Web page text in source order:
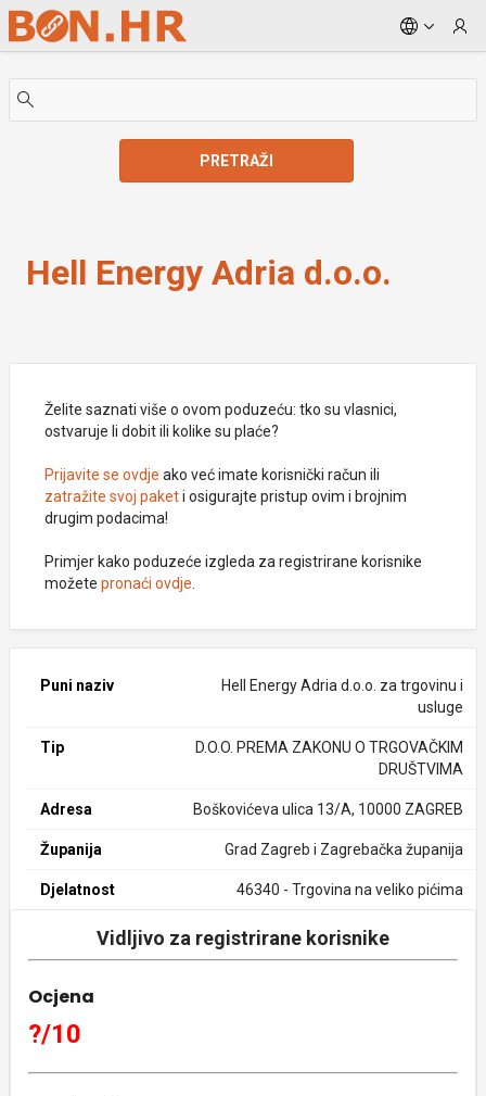
Skip to Main Content
PRETRAŽI
Hell Energy Adria d.o.o.
Želite saznati više o ovom poduzeću: tko su vlasnici,
ostvaruje li dobit ili kolike su plaće?
Prijavite se ovdje ako već imate korisnički račun ili
zatražite svoj paketi osigurajte pristup ovim i brojnim
drugim podacima!
Primjer kako poduzeće izgleda za registrirane korisnike
možete pronaći ovdje
Puni naziv
Hell Energy Adria d.o.o. za trgovinu i
usluge
Tip
D.O.O. PREMA ZAKONU O TRGOVAČKIM
DRUŠTVIMA
Adresa Boškovićeva ulica 13/A, 10000 ZAGREB
Županija Grad Zagreb i Zagrebačka županija
Djelatnost 46340 - Trgovina na veliko pićima
Vidljivo za registrirane korisnike
Ocjena
?/10